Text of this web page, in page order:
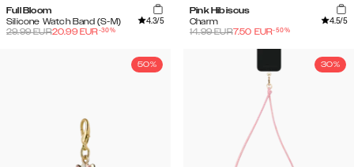
Full Bloom
Silicone Watch Band (S-M)
4.3/5
29.99EUR20.99 EUR-30%
Pink Hibiscus
Charm
4.5/5
14.99EUR7.50 EUR-50%
50% 30%